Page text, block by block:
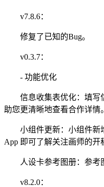
v7.8.6：
修复了已知的Bug。
v0.3.7：
- 功能优化
信息收集表优化：填写
助您更清晰地查看合作详情。
小组件更新：小组件新
App 即可了解关注画师的开
人设卡参考图册：参考图
v8.2.0：